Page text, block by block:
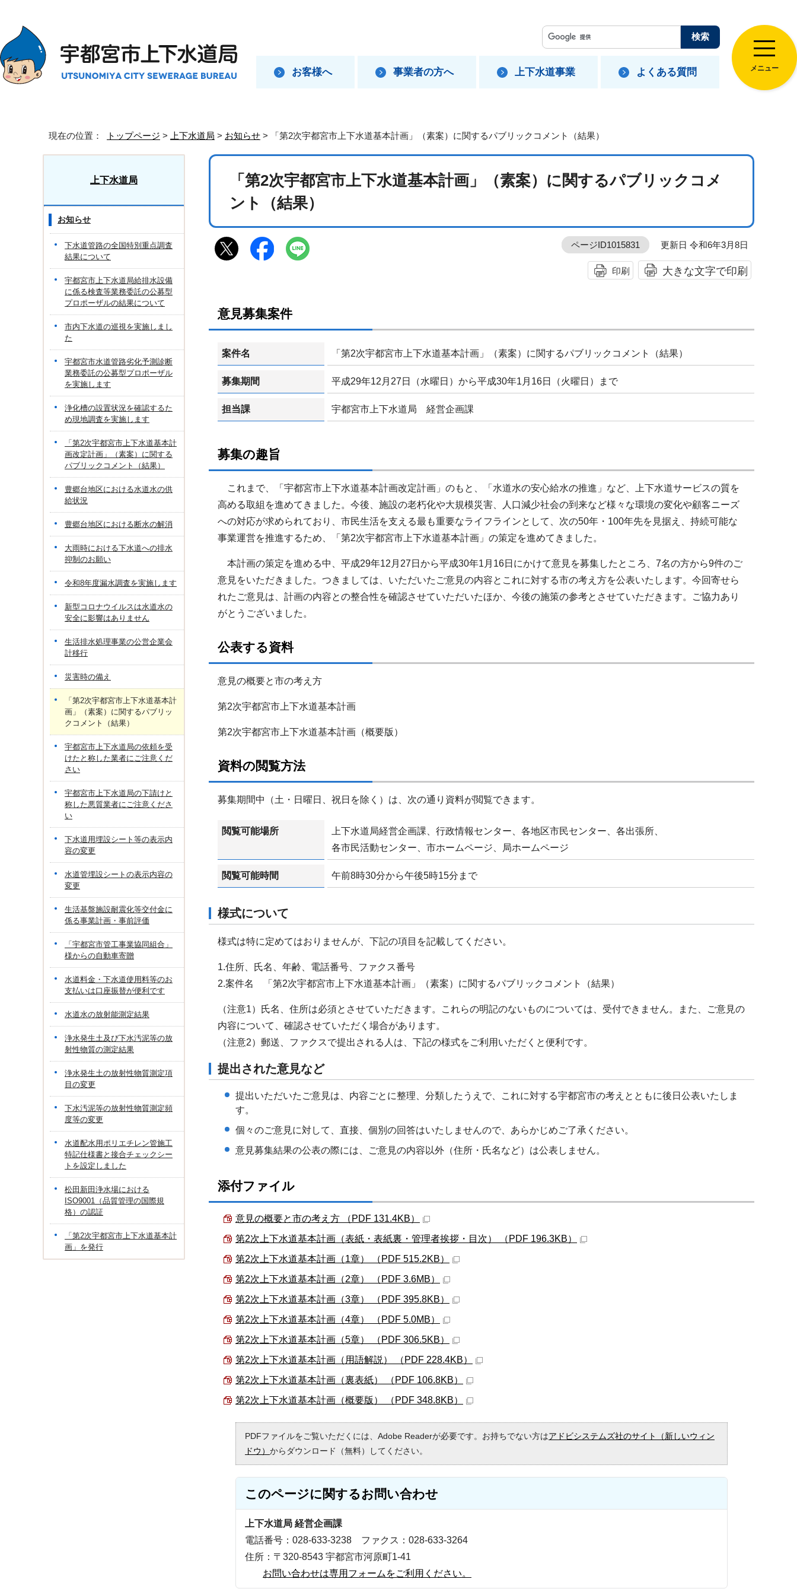
メニュー
お客様へ 事業者の方へ 上下水道事業 よくある質問
現在の位置： トップページ > 上下水道局 > お知らせ > 「第2次宇都宮市上下水道基本計画」（素案）に関するパブリックコメント（結果）
「第2次宇都宮市上下水道基本計画」（素案）に関するパブリックコメ
ント（結果）
ページID1015831 更新日 令和6年3月8日
印刷 大きな文字で印刷
意見募集案件
案件名 「第2次宇都宮市上下水道基本計画」（素案）に関するパブリックコメント（結果）
募集期間 平成29年12月27日（水曜日）から平成30年1月16日（火曜日）まで
担当課 宇都宮市上下水道局 経営企画課
募集の趣旨
これまで、「宇都宮市上下水道基本計画改定計画」のもと、「水道水の安心給水の推進」など、上下水道サービスの質を
高める取組を進めてきました。今後、施設の老朽化や大規模災害、人口減少社会の到来など様々な環境の変化や顧客ニーズ
への対応が求められており、市民生活を支える最も重要なライフラインとして、次の50年・100年先を見据え、持続可能な
事業運営を推進するため、「第2次宇都宮市上下水道基本計画」の策定を進めてきました。
本計画の策定を進める中、平成29年12月27日から平成30年1月16日にかけて意見を募集したところ、7名の方から9件のご
意見をいただきました。つきましては、いただいたご意見の内容とこれに対する市の考え方を公表いたします。今回寄せら
れたご意見は、計画の内容との整合性を確認させていただいたほか、今後の施策の参考とさせていただきます。ご協力あり
がとうございました。
公表する資料
意見の概要と市の考え方
第2次宇都宮市上下水道基本計画
第2次宇都宮市上下水道基本計画（概要版）
資料の閲覧方法
募集期間中（土・日曜日、祝日を除く）は、次の通り資料が閲覧できます。
閲覧可能場所
上下水道局経営企画課、行政情報センター、各地区市民センター、各出張所、
各市民活動センター、市ホームページ、局ホームページ
閲覧可能時間 午前8時30分から午後5時15分まで
様式について
様式は特に定めてはおりませんが、下記の項目を記載してください。
1.住所、氏名、年齢、電話番号、ファクス番号
2.案件名 「第2次宇都宮市上下水道基本計画」（素案）に関するパブリックコメント（結果）
（注意1）氏名、住所は必須とさせていただきます。これらの明記のないものについては、受付できません。また、ご意見の
内容について、確認させていただく場合があります。
（注意2）郵送、ファクスで提出される人は、下記の様式をご利用いただくと便利です。
提出された意見など
提出いただいたご意見は、内容ごとに整理、分類したうえで、これに対する宇都宮市の考えとともに後日公表いたしま
す。
個々のご意見に対して、直接、個別の回答はいたしませんので、あらかじめご了承ください。
意見募集結果の公表の際には、ご意見の内容以外（住所・氏名など）は公表しません。
添付ファイル
意見の概要と市の考え方 （PDF 131.4KB）
第2次上下水道基本計画（表紙・表紙裏・管理者挨拶・目次） （PDF 196.3KB）
第2次上下水道基本計画（1章） （PDF 515.2KB）
第2次上下水道基本計画（2章） （PDF 3.6MB）
第2次上下水道基本計画（3章） （PDF 395.8KB）
第2次上下水道基本計画（4章） （PDF 5.0MB）
第2次上下水道基本計画（5章） （PDF 306.5KB）
第2次上下水道基本計画（用語解説） （PDF 228.4KB）
第2次上下水道基本計画（裏表紙） （PDF 106.8KB）
第2次上下水道基本計画（概要版） （PDF 348.8KB）
PDFファイルをご覧いただくには、Adobe Readerが必要です。お持ちでない方はアドビシステムズ社のサイト（新しいウィン
ドウ） からダウンロード（無料）してください。
このページに関するお問い合わせ
上下水道局 経営企画課
電話番号：028-633-3238 ファクス：028-633-3264
住所：〒320-8543 宇都宮市河原町1-41
お問い合わせは専用フォームをご利用ください。
上下水道局
お知らせ
下水道管路の全国特別重点調査
結果について
宇都宮市上下水道局給排水設備
に係る検査等業務委託の公募型
プロポーザルの結果について
市内下水道の巡視を実施しまし
た
宇都宮市水道管路劣化予測診断
業務委託の公募型プロポーザル
を実施します
浄化槽の設置状況を確認するた
め現地調査を実施します
「第2次宇都宮市上下水道基本計
画改定計画」（素案）に関する
パブリックコメント（結果）
豊郷台地区における水道水の供
給状況
豊郷台地区における断水の解消
大雨時における下水道への排水
抑制のお願い
令和8年度漏水調査を実施します
新型コロナウイルスは水道水の
安全に影響はありません
生活排水処理事業の公営企業会
計移行
災害時の備え
「第2次宇都宮市上下水道基本計
画」（素案）に関するパブリッ
クコメント（結果）
宇都宮市上下水道局の依頼を受
けたと称した業者にご注意くだ
さい
宇都宮市上下水道局の下請けと
称した悪質業者にご注意くださ
い
下水道用埋設シート等の表示内
容の変更
水道管埋設シートの表示内容の
変更
生活基盤施設耐震化等交付金に
係る事業計画・事前評価
「宇都宮市管工事業協同組合」
様からの自動車寄贈
水道料金・下水道使用料等のお
支払いは口座振替が便利です
水道水の放射能測定結果
浄水発生土及び下水汚泥等の放
射性物質の測定結果
浄水発生土の放射性物質測定項
目の変更
下水汚泥等の放射性物質測定頻
度等の変更
水道配水用ポリエチレン管施工
特記仕様書と接合チェックシー
トを設定しました
松田新田浄水場における
ISO9001（品質管理の国際規
格）の認証
「第2次宇都宮市上下水道基本計
画」を発行